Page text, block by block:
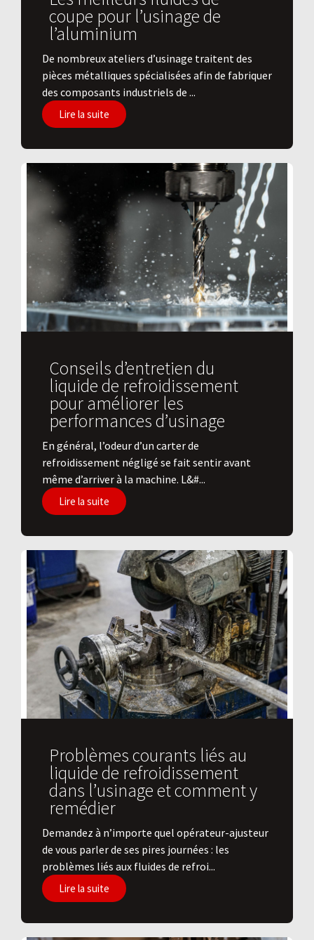
coupe pour l’usinage de
l’aluminium
De nombreux ateliers d’usinage traitent des
pièces métalliques spécialisées afin de fabriquer
des composants industriels de ...
Lire la suite
Conseils d’entretien du
liquide de refroidissement
pour améliorer les
performances d’usinage
En général, l’odeur d’un carter de
refroidissement négligé se fait sentir avant
même d’arriver à la machine. L&#...
Lire la suite
Problèmes courants liés au
liquide de refroidissement
dans l’usinage et comment y
remédier
Demandez à n’importe quel opérateur-ajusteur
de vous parler de ses pires journées : les
problèmes liés aux fluides de refroi...
Lire la suite